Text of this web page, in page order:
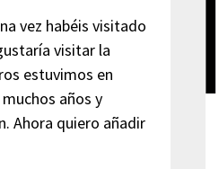
vez habéis visitado
visitar la
estuvimos en
años y
Ahora quiero añadir